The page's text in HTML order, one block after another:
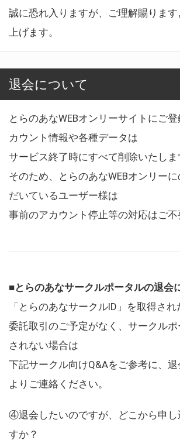
誠に恐れ入りますが、ご理解賜りま
上げます。
退会について
とらのあなWEBオンリーサイトにご
カウント情報や各種データは
サービス終了時にすべて削除いたしま
そのため、とらのあなWEBオンリー
だいているユーザー様は
事前のアカウント停止等の対応はご不
■とらのあなサークルポータルの退会
「とらのあなサークルID」を取得さ
委託取引のご予定がなく、サークル
されない場合は
下記サークル向けQ&Aをご参考に、
よりご連絡ください。
④退会したいのですが、どこから申し
すか？